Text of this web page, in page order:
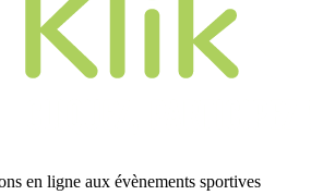
en ligne aux évènements sportives